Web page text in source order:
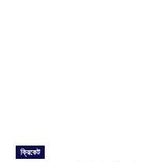
ক্রিকেট